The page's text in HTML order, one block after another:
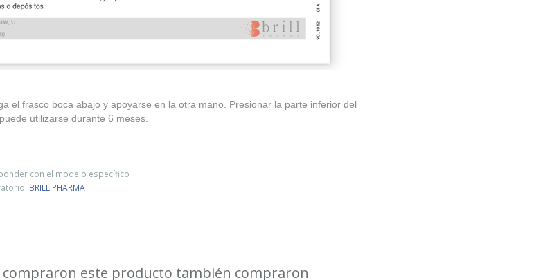
el frasco boca abajo y apoyarse en la otra mano. Presionar la parte inferior del
utilizarse durante 6 meses.
con el modelo específico
BRILL PHARMA
compraron este producto también compraron